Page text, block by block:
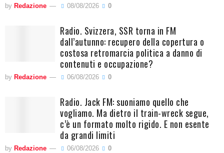
by Redazione 08/08/2026 0
Radio. Svizzera, SSR torna in FM
dall’autunno: recupero della copertura o
costosa retromarcia politica a danno di
contenuti e occupazione?
by Redazione 06/08/2026 0
Radio. Jack FM: suoniamo quello che
vogliamo. Ma dietro il train-wreck segue,
c’è un formato molto rigido. E non esente
da grandi limiti
by Redazione 06/08/2026 0